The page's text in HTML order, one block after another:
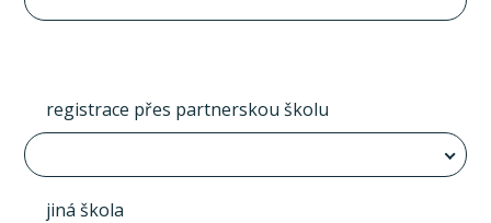
registrace přes partnerskou školu
jiná škola